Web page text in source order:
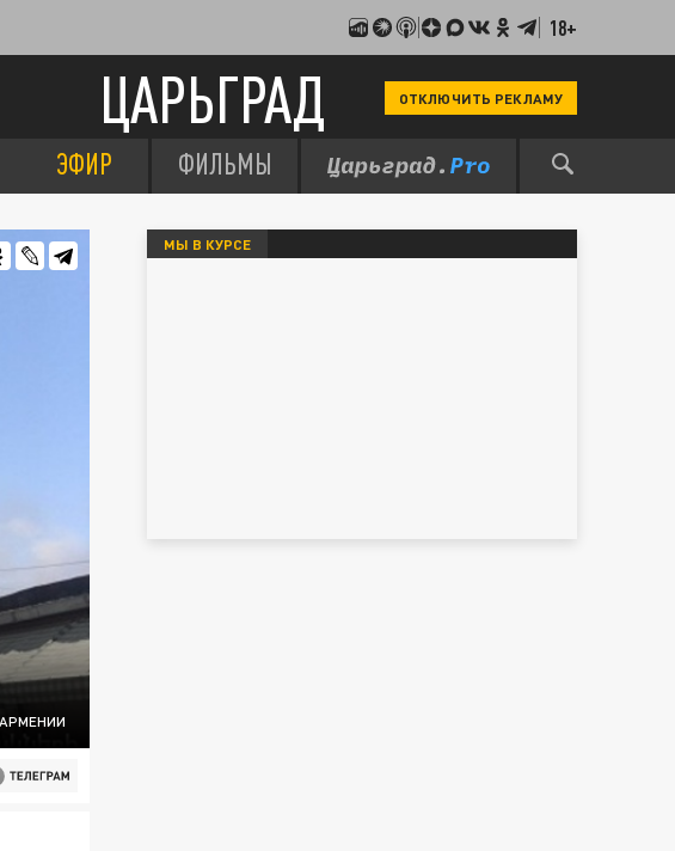
18+
ЦАРЬГРАД ОТКЛЮЧИТЬ РЕКЛАМУ
ЭФИР ФИЛЬМЫ
МЫ В КУРСЕ